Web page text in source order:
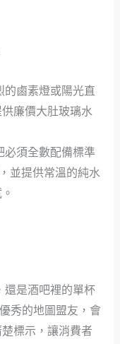
的鹵素燈或陽光直
廉價大肚玻璃水
必須全數配備標準
並提供常溫的純水
還是酒吧裡的單杯
秀的地圖盟友，會
標示，讓消費者